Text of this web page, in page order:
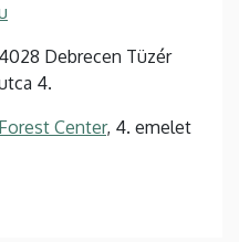
4028 Debrecen Tüzér
4.
Forest Center, 4. emelet